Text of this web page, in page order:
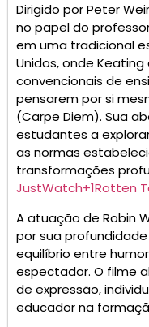
Dirigido por Peter
no papel do
em uma tradicional
Unidos, onde
convencionais de
pensarem por si
(Carpe Diem). Sua
estudantes a
as normas
transformações
JustWatch+1Rotten
A atuação de Robin
por sua
equilíbrio entre
espectador. O filme
de expressão,
educador na